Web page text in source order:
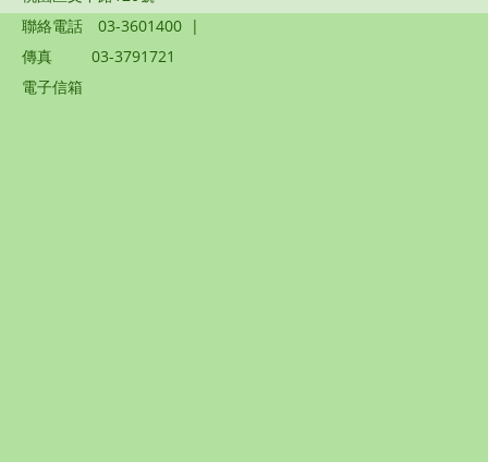
聯絡電話
03-3601400 |
傳真
03-3791721
電子信箱